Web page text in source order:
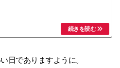
日でありますように。